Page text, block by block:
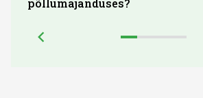
põllumajanduses?